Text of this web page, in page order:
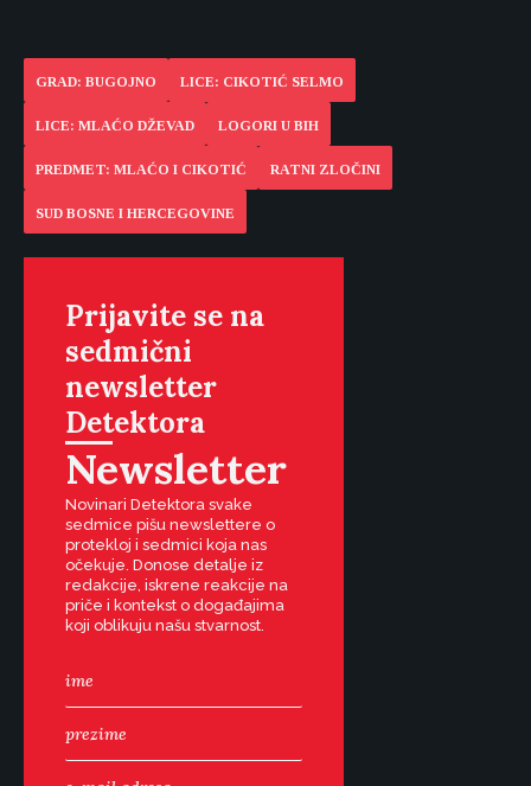
GRAD: BUGOJNO LICE: CIKOTIĆ SELMO
LICE: MLAĆO DŽEVAD LOGORI U BIH
PREDMET: MLAĆO I CIKOTIĆ RATNI ZLOČINI
SUD BOSNE I HERCEGOVINE
Prijavite se na
sedmični
newsletter
Detektora
Newsletter
Novinari Detektora svake
sedmice pišu newslettere o
protekloj i sedmici koja nas
očekuje. Donose detalje iz
redakcije, iskrene reakcije na
priče i kontekst o događajima
koji oblikuju našu stvarnost.